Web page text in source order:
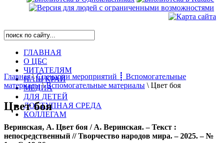
ГЛАВНАЯ
О ЦБС
ЧИТАТЕЛЯМ
НАШ КРАЙ
МЕДИА
ДЛЯ ДЕТЕЙ
ДОСТУПНАЯ СРЕДА
КОЛЛЕГАМ
Главная\Сценарии мероприятий ┋ Вспомогательные
материалы\Вспомогательные материалы \ Цвет боя
Цвет боя
Веринская, А. Цвет боя / А. Веринская. – Текст :
непосредственный // Творчество народов мира. – 2025. – №